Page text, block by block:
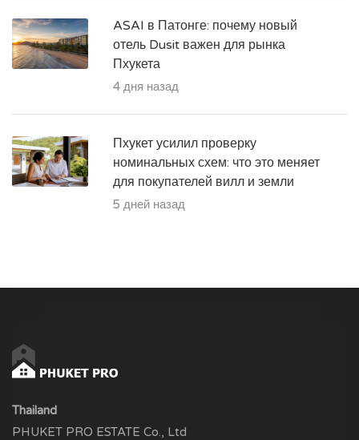
ASAI в Патонге: почему новый
отель Dusit важен для рынка
Пхукета
4 дня назад
Пхукет усилил проверку
номинальных схем: что это меняет
для покупателей вилл и земли
5 дней назад
Thailand
PHUKET PRO ESTATE Co., Ltd